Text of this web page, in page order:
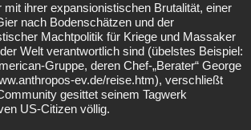
mit ihrer expansionistischen Brutalität, einer
nach Bodenschätzen und der
Machtpolitik für Kriege und Massaker
Welt verantwortlich sind (übelstes Beispiel:
Gruppe, deren Chef-„Berater“ George
ev.de/reise.htm), verschließt
gesittet seinem Tagwerk
US-Citizen völlig.